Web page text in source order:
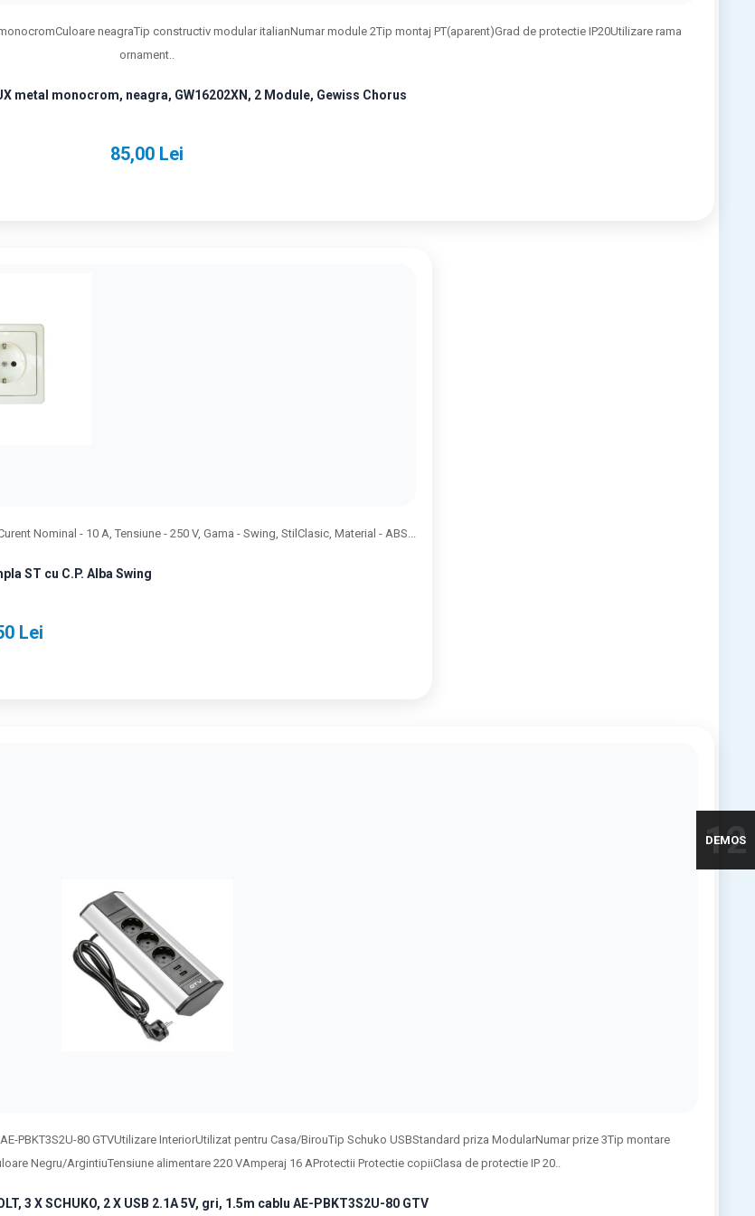
metal monocrom, neagra, GW16202XN, 2 Module, Gewiss Chorus
85,00 Lei
neagraTip constructiv modular italianNumar module 2Tip montaj PT(aparent)Grad de protectie IP20Utilizare rama
ornament..
ST cu C.P. Alba Swing
Lei
Nominal - 10 A, Tensiune - 250 V, Gama - Swing, StilClasic, Material - ABS...
3 X SCHUKO, 2 X USB 2.1A 5V, gri, 1.5m cablu AE-PBKT3S2U-80 GTV
PBKT3S2U-80 GTVUtilizare InteriorUtilizat pentru Casa/BirouTip Schuko USBStandard priza ModularNumar prize 3Tip montare
Negru/ArgintiuTensiune alimentare 220 VAmperaj 16 AProtectii Protectie copiiClasa de protectie IP 20..
DEMOS
12